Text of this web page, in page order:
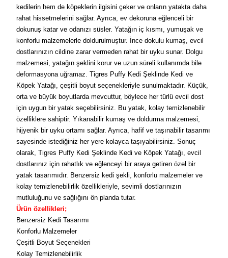
kedilerin hem de köpeklerin ilgisini çeker ve onların yatakta daha
rahat hissetmelerini sağlar. Ayrıca, ev dekoruna eğlenceli bir
dokunuş katar ve odanızı süsler. Yatağın iç kısmı, yumuşak ve
konforlu malzemelerle doldurulmuştur. İnce dokulu kumaş, evcil
dostlarınızın cildine zarar vermeden rahat bir uyku sunar. Dolgu
malzemesi, yatağın şeklini korur ve uzun süreli kullanımda bile
deformasyona uğramaz. Tigres Puffy Kedi Şeklinde Kedi ve
Köpek Yatağı, çeşitli boyut seçenekleriyle sunulmaktadır. Küçük,
orta ve büyük boyutlarda mevcuttur, böylece her türlü evcil dost
için uygun bir yatak seçebilirsiniz. Bu yatak, kolay temizlenebilir
özelliklere sahiptir. Yıkanabilir kumaş ve doldurma malzemesi,
hijyenik bir uyku ortamı sağlar. Ayrıca, hafif ve taşınabilir tasarımı
sayesinde istediğiniz her yere kolayca taşıyabilirsiniz. Sonuç
olarak, Tigres Puffy Kedi Şeklinde Kedi ve Köpek Yatağı, evcil
dostlarınız için rahatlık ve eğlenceyi bir araya getiren özel bir
yatak tasarımıdır. Benzersiz kedi şekli, konforlu malzemeler ve
kolay temizlenebilirlik özellikleriyle, sevimli dostlarınızın
mutluluğunu ve sağlığını ön planda tutar.
Ürün özellikleri;
Benzersiz Kedi Tasarımı
Konforlu Malzemeler
Çeşitli Boyut Seçenekleri
Kolay Temizlenebilirlik